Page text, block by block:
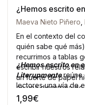
¿Hemos escrito
Maeva Nieto Piñero
En el contexto del
quién sabe qué
recurrimos a tablas
escribir nuestros
un fuerte de papel
en una discoteca de
publicados y otros
¿Hemos escrito en
Literupmentereúne
lectores una vía de
la ventana. Lo
1,99€